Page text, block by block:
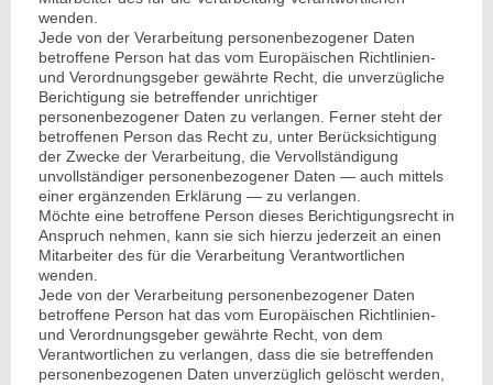
wenden.
Jede von der Verarbeitung personenbezogener Daten
betroffene Person hat das vom Europäischen Richtlinien-
und Verordnungsgeber gewährte Recht, die unverzügliche
Berichtigung sie betreffender unrichtiger
personenbezogener Daten zu verlangen. Ferner steht der
betroffenen Person das Recht zu, unter Berücksichtigung
der Zwecke der Verarbeitung, die Vervollständigung
unvollständiger personenbezogener Daten — auch mittels
einer ergänzenden Erklärung — zu verlangen.
Möchte eine betroffene Person dieses Berichtigungsrecht in
Anspruch nehmen, kann sie sich hierzu jederzeit an einen
Mitarbeiter des für die Verarbeitung Verantwortlichen
wenden.
Jede von der Verarbeitung personenbezogener Daten
betroffene Person hat das vom Europäischen Richtlinien-
und Verordnungsgeber gewährte Recht, von dem
Verantwortlichen zu verlangen, dass die sie betreffenden
personenbezogenen Daten unverzüglich gelöscht werden,